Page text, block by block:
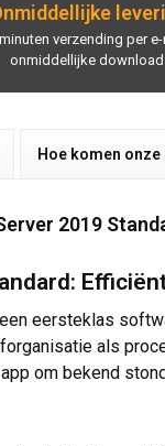
verzending per
onmiddellijke download.
Hoe komen
2019
eersteklas
als
om bekend